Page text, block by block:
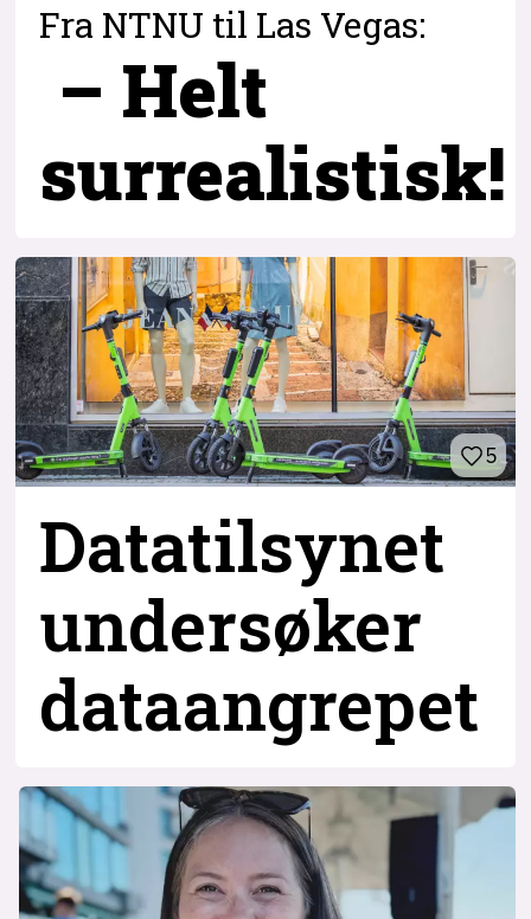
Fra NTNU til Las Vegas:
– Helt
surrealistisk!
5
Datatilsynet
undersøker
dataangrepet